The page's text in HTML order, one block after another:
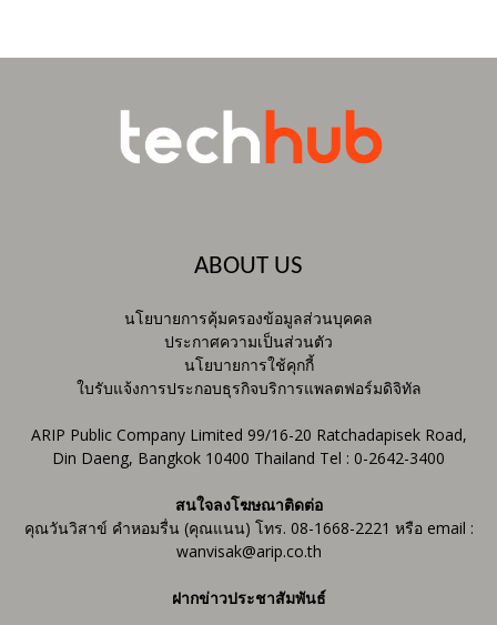
ABOUT US
นโยบายการคุ้มครองข้อมูลส่วนบุคคล
ประกาศความเป็นส่วนตัว
นโยบายการใช้คุกกี้
ใบรับแจ้งการประกอบธุรกิจบริการแพลตฟอร์มดิจิทัล
ARIP Public Company Limited 99/16-20 Ratchadapisek Road,
Din Daeng, Bangkok 10400 Thailand Tel : 0-2642-3400
สนใจลงโฆษณาติดต่อ
คุณวันวิสาข์ คำหอมรื่น (คุณแนน) โทร. 08-1668-2221 หรือ email :
wanvisak@arip.co.th
ฝากข่าวประชาสัมพันธ์